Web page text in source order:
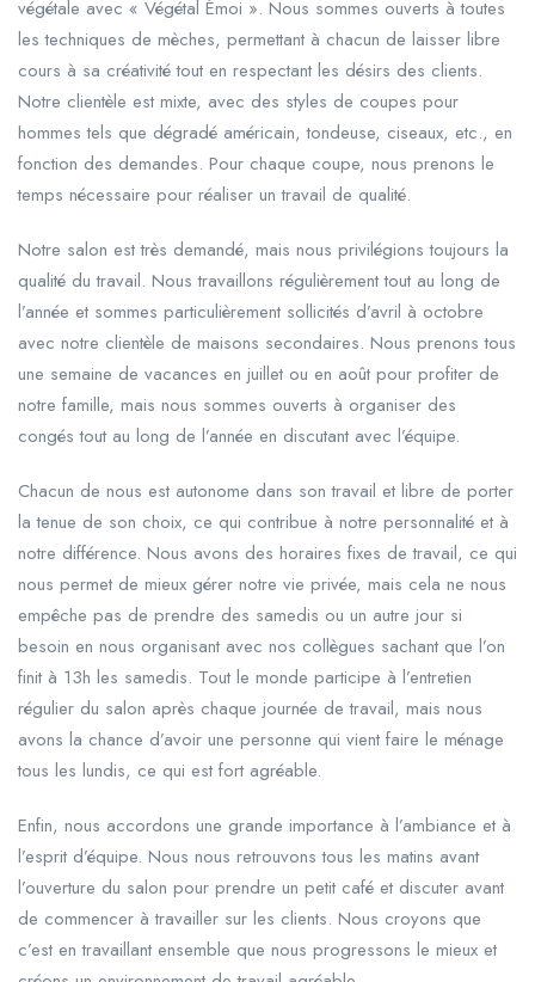
végétale avec « Végétal Émoi ». Nous sommes ouverts à toutes
les techniques de mèches, permettant à chacun de laisser libre
cours à sa créativité tout en respectant les désirs des clients.
Notre clientèle est mixte, avec des styles de coupes pour
hommes tels que dégradé américain, tondeuse, ciseaux, etc., en
fonction des demandes. Pour chaque coupe, nous prenons le
temps nécessaire pour réaliser un travail de qualité.
Notre salon est très demandé, mais nous privilégions toujours la
qualité du travail. Nous travaillons régulièrement tout au long de
l’année et sommes particulièrement sollicités d’avril à octobre
avec notre clientèle de maisons secondaires. Nous prenons tous
une semaine de vacances en juillet ou en août pour profiter de
notre famille, mais nous sommes ouverts à organiser des
congés tout au long de l’année en discutant avec l’équipe.
Chacun de nous est autonome dans son travail et libre de porter
la tenue de son choix, ce qui contribue à notre personnalité et à
notre différence. Nous avons des horaires fixes de travail, ce qui
nous permet de mieux gérer notre vie privée, mais cela ne nous
empêche pas de prendre des samedis ou un autre jour si
besoin en nous organisant avec nos collègues sachant que l’on
finit à 13h les samedis. Tout le monde participe à l’entretien
régulier du salon après chaque journée de travail, mais nous
avons la chance d’avoir une personne qui vient faire le ménage
tous les lundis, ce qui est fort agréable.
Enfin, nous accordons une grande importance à l’ambiance et à
l’esprit d’équipe. Nous nous retrouvons tous les matins avant
l’ouverture du salon pour prendre un petit café et discuter avant
de commencer à travailler sur les clients. Nous croyons que
c’est en travaillant ensemble que nous progressons le mieux et